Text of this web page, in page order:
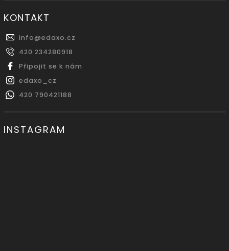
KONTAKT
info@edaxo.cz
420 234280918
Připojit se k nám
edaxo_cz
420 790421188
INSTAGRAM